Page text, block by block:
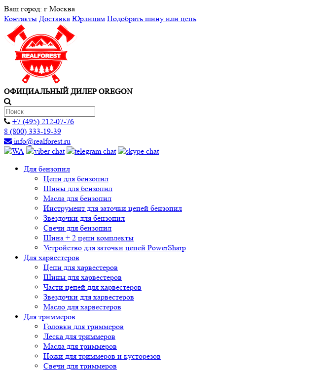
Ваш город: г Москва
Контакты Доставка Юрлицам Подобрать шину или цепь
ОФИЦИАЛЬНЫЙ ДИЛЕР OREGON
+7 (495) 212-07-76
8 (800) 333-19-39
info@realforest.ru
Для бензопил
Цепи для бензопил
Шины для бензопил
Масла для бензопил
Инструмент для заточки цепей бензопил
Звездочки для бензопил
Свечи для бензопил
Шина + 2 цепи комплекты
Устройство для заточки цепей PowerSharp
Для харвестеров
Цепи для харвестеров
Шины для харвестеров
Части цепей для харвестеров
Звездочки для харвестеров
Масло для харвестеров
Для триммеров
Головки для триммеров
Леска для триммеров
Масла для триммеров
Ножи для триммеров и кусторезов
Свечи для триммеров